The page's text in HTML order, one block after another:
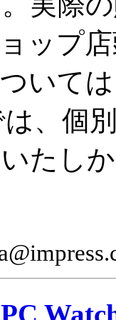
ップ
いて
、個
たし
PC